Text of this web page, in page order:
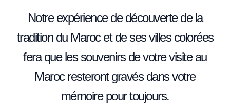
Notre expérience de découverte de la
tradition du Maroc et de ses villes colorées
fera que les souvenirs de votre visite au
Maroc resteront gravés dans votre
mémoire pour toujours.